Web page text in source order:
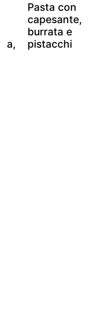
Pasta con
capesante,
burrata e
pistacchi